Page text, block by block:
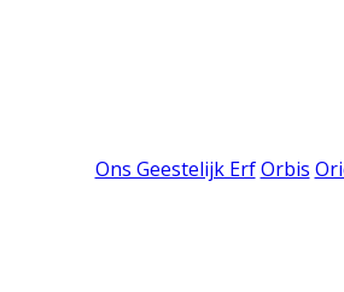
Ons Geestelijk Erf Orbis